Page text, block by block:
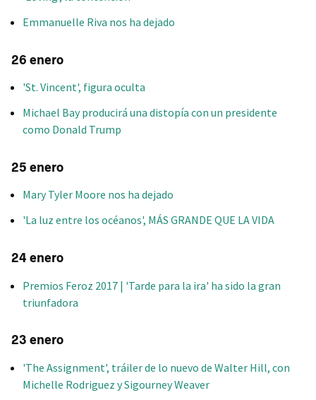
Emmanuelle Riva nos ha dejado
26 enero
'St. Vincent', figura oculta
Michael Bay producirá una distopía con un presidente
como Donald Trump
25 enero
Mary Tyler Moore nos ha dejado
'La luz entre los océanos', MÁS GRANDE QUE LA VIDA
24 enero
Premios Feroz 2017 | 'Tarde para la ira' ha sido la gran
triunfadora
23 enero
'The Assignment', tráiler de lo nuevo de Walter Hill, con
Michelle Rodriguez y Sigourney Weaver